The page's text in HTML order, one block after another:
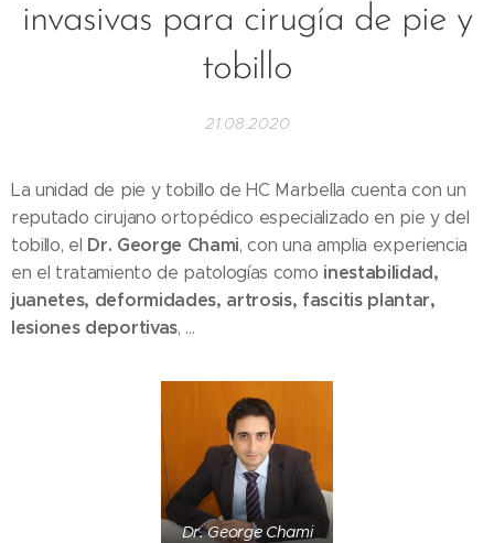
invasivas para cirugía de pie y
tobillo
21.08.2020
La unidad de pie y tobillo de HC Marbella cuenta con un
reputado cirujano ortopédico especializado en pie y del
tobillo, el Dr. George Chami, con una amplia experiencia
en el tratamiento de patologías como inestabilidad,
juanetes, deformidades, artrosis, fascitis plantar,
lesiones deportivas, ...
Dr. George Chami